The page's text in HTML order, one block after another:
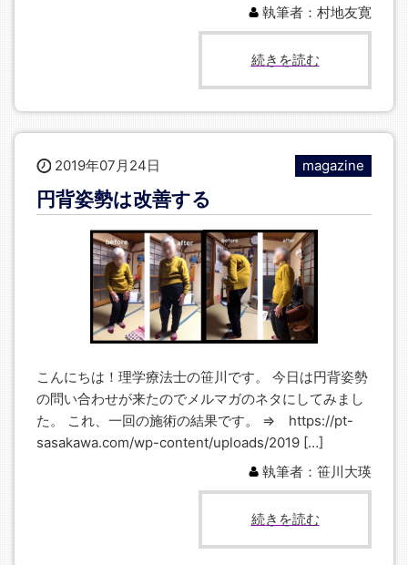
執筆者：村地友寛
続きを読む
2019年07月24日 magazine
円背姿勢は改善する
こんにちは！理学療法士の笹川です。 今日は円背姿勢
の問い合わせが来たのでメルマガのネタにしてみまし
た。 これ、一回の施術の結果です。 ⇒ https://pt-
sasakawa.com/wp-content/uploads/2019 […]
執筆者：笹川大瑛
続きを読む